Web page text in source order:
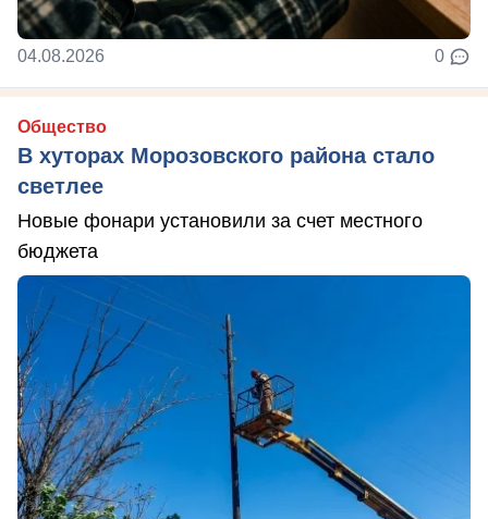
04.08.2026 0
Общество
В хуторах Морозовского района стало
светлее
Новые фонари установили за счет местного
бюджета